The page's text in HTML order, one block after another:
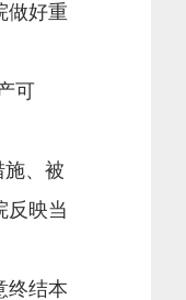
做好重
可
、被
反映当
终结本